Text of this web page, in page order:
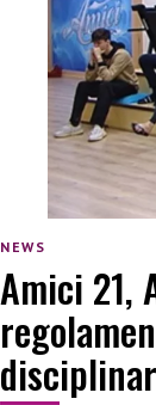
NEWS
Amici 21,